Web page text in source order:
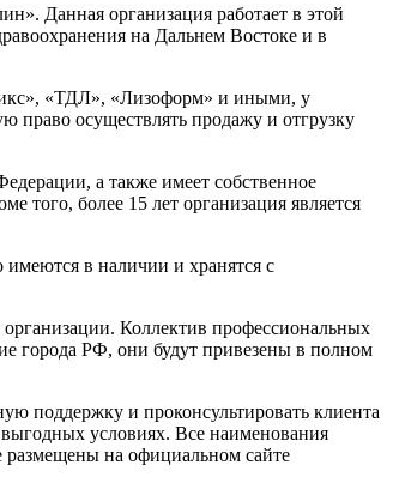
Данная организация работает в этой
на Дальнем Востоке и в
«ТДЛ», «Лизоформ» и иными, у
осуществлять продажу и отгрузку
а также имеет собственное
того, более 15 лет организация является
в наличии и хранятся с
Коллектив профессиональных
города РФ, они будут привезены в полном
поддержку и проконсультировать клиента
условиях. Все наименования
размещены на официальном сайте